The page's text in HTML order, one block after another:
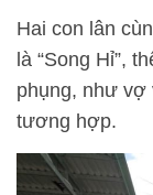
Hai con lân
là “Song Hỉ”,
phụng, như vợ
tương hợp.